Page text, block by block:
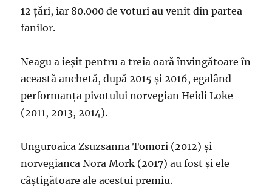
12 ţări, iar 80.000 de voturi au venit din partea
fanilor.
Neagu a ieşit pentru a treia oară învingătoare în
această anchetă, după 2015 şi 2016, egalând
performanţa pivotului norvegian Heidi Loke
(2011, 2013, 2014).
Unguroaica Zsuzsanna Tomori (2012) şi
norvegianca Nora Mork (2017) au fost şi ele
câştigătoare ale acestui premiu.